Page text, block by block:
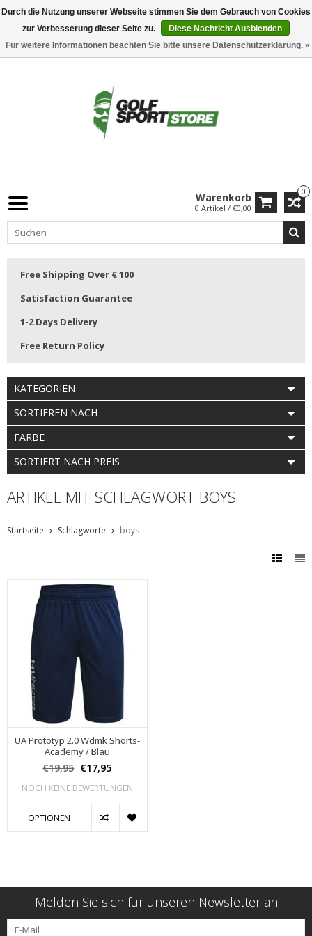
0
Warenkorb
0 Artikel / €0,00
Free Shipping Over € 100
Satisfaction Guarantee
1-2 Days Delivery
Free Return Policy
KATEGORIEN
SORTIEREN NACH
FARBE
SORTIERT NACH PREIS
ARTIKEL MIT SCHLAGWORT BOYS
Startseite Schlagworte boys
UA Prototyp 2.0 Wdmk Shorts-
Academy / Blau
€19,95 €17,95
NOCH KEINE BEWERTUNGEN
OPTIONEN
Melden Sie sich für unseren Newsletter an
Durch die Nutzung unserer Webseite stimmen Sie dem Gebrauch von Cookies
zur Verbesserung dieser Seite zu.
Diese Nachricht Ausblenden
Für weitere Informationen beachten Sie bitte unsere Datenschutzerklärung. »